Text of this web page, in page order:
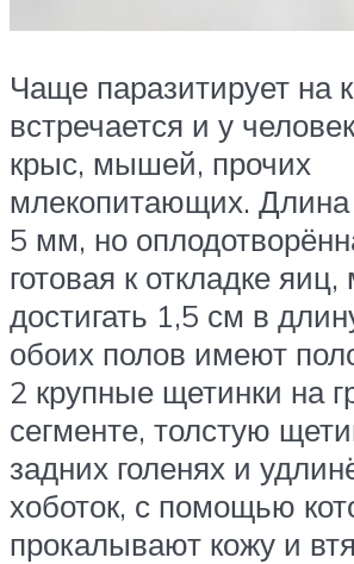
Чаще паразитирует на
встречается и у
крыс, мышей, прочих
млекопитающих. Длина
5 мм, но
готовая к откладке
достигать 1,5 см в
обоих полов имеют
2 крупные щетинки на
сегменте, толстую
задних голенях и
хоботок, с помощью
прокалывают кожу и